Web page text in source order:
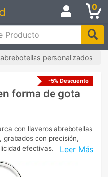
0
personalizados
-5% Descuento
forma de gota
Leer Más
con llaveros abrebotellas
grabados con precisión,
efectivas.